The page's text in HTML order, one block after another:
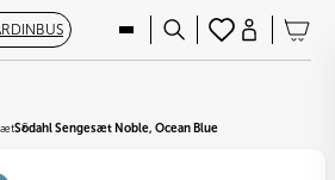
Södahl Sengesæt Noble, Ocean Blue